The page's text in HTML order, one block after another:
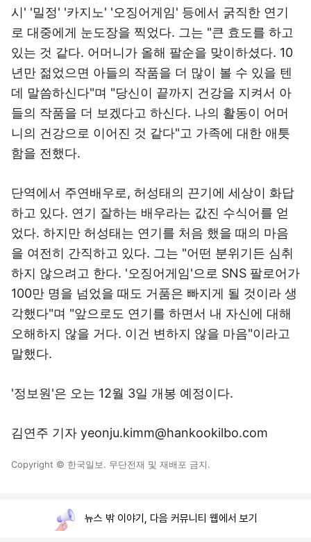
시' '밀정' '카지노' '오징어게임' 등에서 굵직한 연기
로 대중에게 눈도장을 찍었다. 그는 "큰 효도를 하고
있는 것 같다. 어머니가 올해 팔순을 맞이하셨다. 10
년만 젊었으면 아들의 작품을 더 많이 볼 수 있을 텐
데 말씀하신다"며 "당신이 끝까지 건강을 지켜서 아
들의 작품을 더 보겠다고 하신다. 나의 활동이 어머
니의 건강으로 이어진 것 같다"고 가족에 대한 애틋
함을 전했다.
단역에서 주연배우로, 허성태의 끈기에 세상이 화답
하고 있다. 연기 잘하는 배우라는 값진 수식어를 얻
었다. 하지만 허성태는 연기를 처음 했을 때의 마음
을 여전히 간직하고 있다. 그는 "어떤 분위기든 심취
하지 않으려고 한다. '오징어게임'으로 SNS 팔로어가
100만 명을 넘었을 때도 거품은 빠지게 될 것이라 생
각했다"며 "앞으로도 연기를 하면서 내 자신에 대해
오해하지 않을 거다. 이건 변하지 않을 마음"이라고
말했다.
'정보원'은 오는 12월 3일 개봉 예정이다.
김연주 기자 yeonju.kimm@hankookilbo.com
Copyright © 한국일보. 무단전재 및 재배포 금지.
뉴스 밖 이야기, 다음 커뮤니티 웹에서 보기